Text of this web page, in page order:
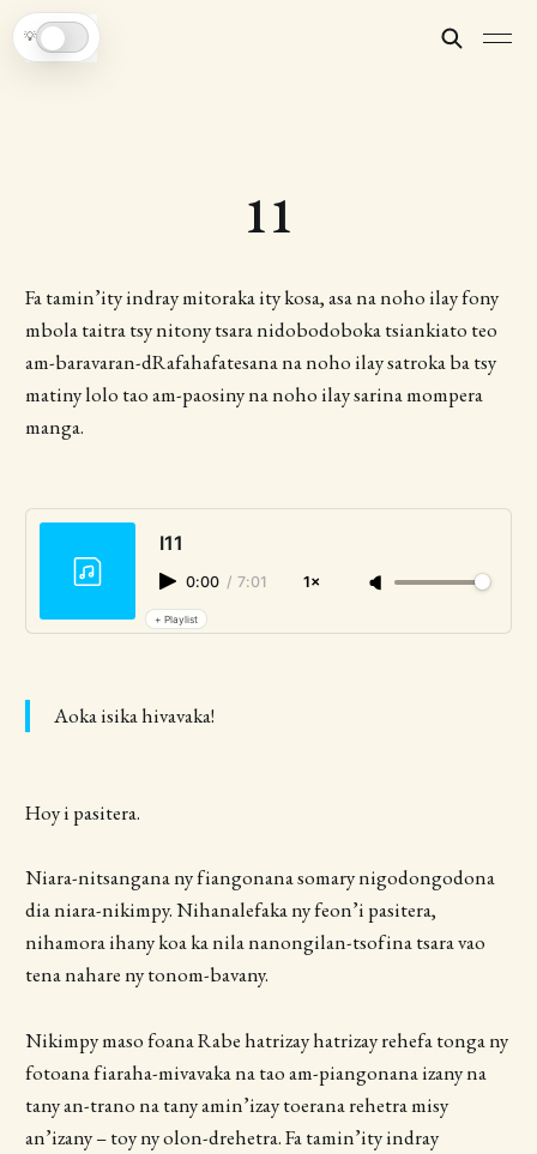
11
Fa tamin’ity indray mitoraka ity kosa, asa na noho ilay fony
mbola taitra tsy nitony tsara nidobodoboka tsiankiato teo
am-baravaran-dRafahafatesana na noho ilay satroka ba tsy
matiny lolo tao am-paosiny na noho ilay sarina mompera
manga.
I11
0:00 / 7:01 1×
+ Playlist
Aoka isika hivavaka!
Hoy i pasitera.
Niara-nitsangana ny fiangonana somary nigodongodona
dia niara-nikimpy. Nihanalefaka ny feon’i pasitera,
nihamora ihany koa ka nila nanongilan-tsofina tsara vao
tena nahare ny tonom-bavany.
Nikimpy maso foana Rabe hatrizay hatrizay rehefa tonga ny
fotoana fiaraha-mivavaka na tao am-piangonana izany na
tany an-trano na tany amin’izay toerana rehetra misy
an’izany – toy ny olon-drehetra. Fa tamin’ity indray
💡